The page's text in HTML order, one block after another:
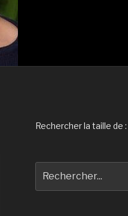
Rechercher la taille de :
pour